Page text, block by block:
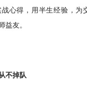
心得，用半生经验，为
益友。
不掉队